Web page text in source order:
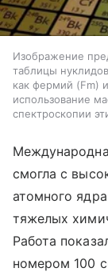
Изображение
таблицы
как фермий (Fm)
использование
спектроскопии
смогла с
атомного
тяжелых
Работа
номером 100